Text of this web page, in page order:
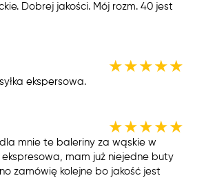
Dobrej jakości. Mój rozm. 40 jest
★★★★★
ekspersowa.
★★★★★
mnie te baleriny za wąskie w
ekspresowa, mam już niejedne buty
zamówię kolejne bo jakość jest